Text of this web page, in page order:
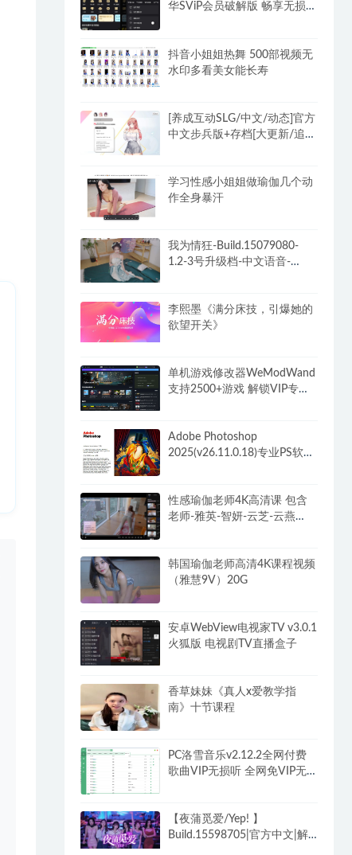
华SViP会员破解版 畅享无损音
抖音小姐姐热舞 500部视频无
水印多看美女能长寿
[养成互动SLG/中文/动态]官方
中文步兵版+存档[大更新/追加
学习性感小姐姐做瑜伽几个动
作全身暴汗
我为情狂-Build.15079080-
1.2-3号升级档-中文语音-
李熙墨《满分床技，引爆她的
欲望开关》
单机游戏修改器WeModWand
支持2500+游戏 解锁VIP专业
Adobe Photoshop
2025(v26.11.0.18)专业PS软件
性感瑜伽老师4K高清课 包含
老师-雅英-智妍-云芝-云燕
韩国瑜伽老师高清4K课程视频
（雅慧9V）20G
安卓WebView电视家TV v3.0.1
火狐版 电视剧TV直播盒子
香草妹妹《真人x爱教学指
南》十节课程
PC洛雪音乐v2.12.2全网付费
歌曲VIP无损听 全网免VIP无
【夜蒲觅爱/Yep! 】
Build.15598705|官方中文|解